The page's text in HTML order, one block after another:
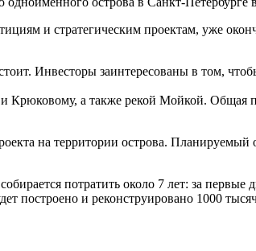
и стратегическим проектам, уже
Инвесторы заинтересованы в том,
а также рекой Мойкой. Общая
на территории острова. Планируемый
потратить около 7 лет: за первые
построено и реконструировано 1000